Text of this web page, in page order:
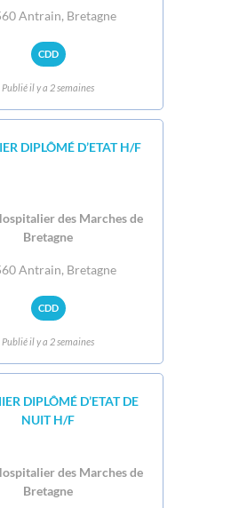
Antrain, Bretagne
CDD
Publié il y a 2 semaines
DIPLÔMÉ D’ETAT H/F
des Marches de
Bretagne
Antrain, Bretagne
CDD
Publié il y a 2 semaines
DIPLÔMÉ D’ETAT DE
NUIT H/F
des Marches de
Bretagne